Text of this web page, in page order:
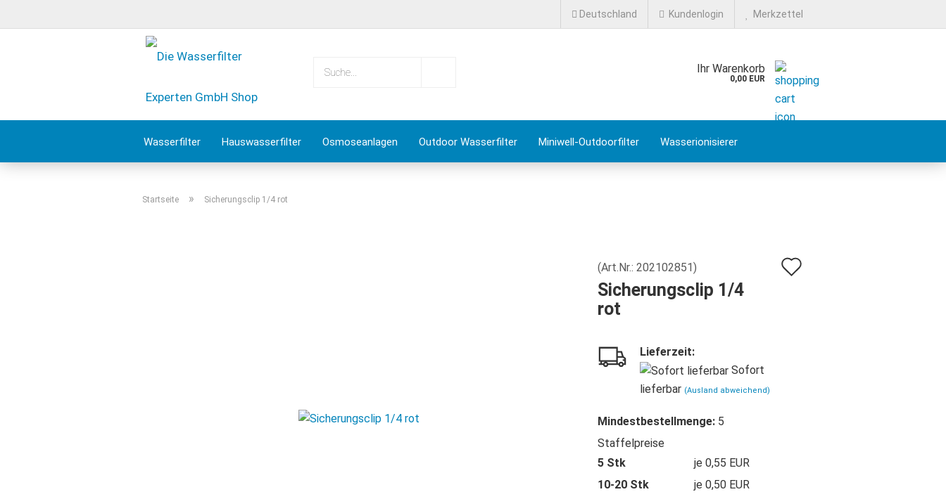
Deutschland Kundenlogin Merkzettel
Ihr Warenkorb
0,00 EUR
Wasserfilter Hauswasserfilter Osmoseanlagen Outdoor Wasserfilter Miniwell-Outdoorfilter Wasserionisierer
Startseite » Sicherungsclip 1/4 rot
(Art.Nr.: 202102851)
Sicherungsclip 1/4
rot
Lieferzeit:
Sofort
lieferbar (Ausland abweichend)
Mindestbestellmenge: 5
Staffelpreise
5 Stk
je 0,55 EUR
10-20 Stk
je 0,50 EUR